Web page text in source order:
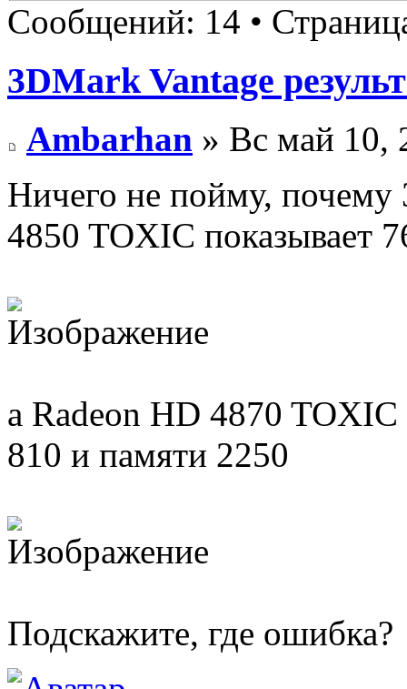
Сообщений: 14 •
3DMark Vantage
Ambarhan » Вс май 10,
Ничего не пойму, почему
4850 TOXIC показывает
а Radeon HD 4870 TOXIC
810 и памяти 2250
Подскажите, где ошибка?